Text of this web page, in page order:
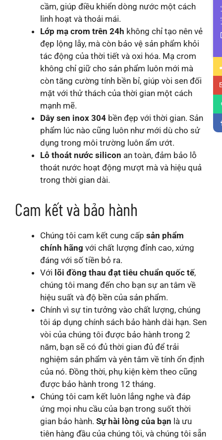
cầm, giúp điều khiển dòng nước một cách
linh hoạt và thoải mái.
Lớp mạ crom trên 24h không chỉ tạo nên vẻ
đẹp lộng lẫy, mà còn bảo vệ sản phẩm khỏi
tác động của thời tiết và oxi hóa. Mạ crom
không chỉ giữ cho sản phẩm luôn mới mà
còn tăng cường tính bền bỉ, giúp vòi sen đối
mặt với thử thách của thời gian một cách
mạnh mẽ.
Dây sen inox 304 bền đẹp với thời gian. Sản
phẩm lúc nào cũng luôn như mới dù cho sử
dụng trong môi trường luôn ẩm ướt.
Lỗ thoát nước silicon an toàn, đảm bảo lỗ
thoát nước hoạt động mượt mà và hiệu quả
trong thời gian dài.
Cam kết và bảo hành
Chúng tôi cam kết cung cấp sản phẩm
chính hãng với chất lượng đỉnh cao, xứng
đáng với số tiền bỏ ra.
Với lõi đồng thau đạt tiêu chuẩn quốc tế,
chúng tôi mang đến cho bạn sự an tâm về
hiệu suất và độ bền của sản phẩm.
Chính vì sự tin tưởng vào chất lượng, chúng
tôi áp dụng chính sách bảo hành dài hạn. Sen
vòi của chúng tôi được bảo hành trong 2
năm, bạn sẽ có đủ thời gian đủ để trải
nghiệm sản phẩm và yên tâm về tính ổn định
của nó. Đồng thời, phụ kiện kèm theo cũng
được bảo hành trong 12 tháng.
Chúng tôi cam kết luôn lắng nghe và đáp
ứng mọi nhu cầu của bạn trong suốt thời
gian bảo hành. Sự hài lòng của bạn là ưu
tiên hàng đầu của chúng tôi, và chúng tôi sẵn